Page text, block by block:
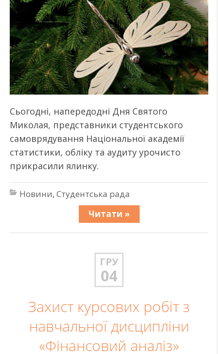
Сьогодні, напередодні Дня Святого
Миколая, представники студентського
самоврядування Національної академії
статистики, обліку та аудиту урочисто
прикрасили ялинку.
Новини, Студентська рада
Читати »
ГРУ
04
Захист курсових робіт з
навчальної дисципліни
«Фінансовий аналіз»